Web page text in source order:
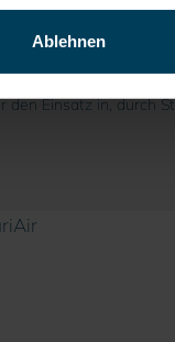
AblehnenPartikelfilter 30 P3 Plus
Einsatz in, durch